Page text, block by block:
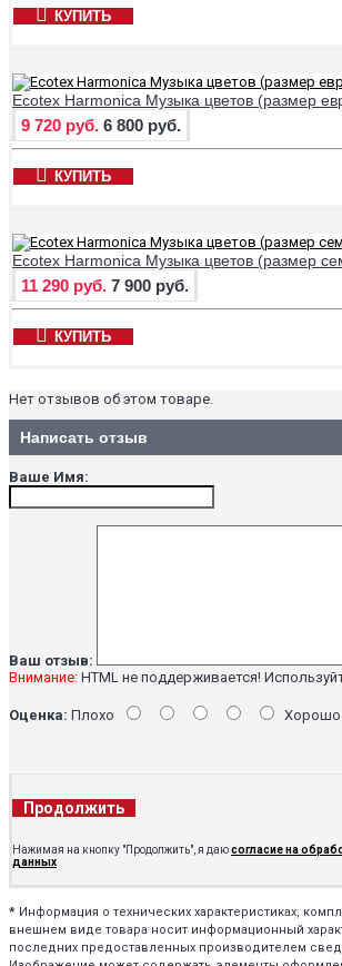
КУПИТЬ
Ecotex Harmonica Музыка цветов (размер
9 720 руб. 6 800 руб.
КУПИТЬ
Ecotex Harmonica Музыка цветов (размер
11 290 руб. 7 900 руб.
КУПИТЬ
Нет отзывов об этом товаре.
Написать отзыв
Ваше Имя:
Ваш отзыв:
Внимание: HTML не поддерживается!
Оценка: Плохо Хорошо
Продолжить
Нажимая на кнопку "Продолжить", я даюсогласие на
данных
* Информация о технических характеристиках,
внешнем виде товара носит информационный
последних предоставленных производителем